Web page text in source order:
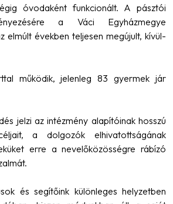
óvodaként funkcionált. A pásztói
a Váci Egyházmegye
elmúlt években teljesen megújult, kívül-
működik, jelenleg 83 gyermek jár
jelzi az intézmény alapítóinak hosszú
a dolgozók elhivatottságának
erre a nevelőközösségre rábízó
és segítőink különleges helyzetben